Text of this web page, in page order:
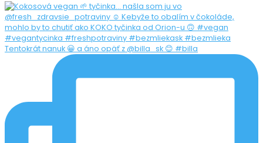
Tentokrát nanuk 😀 a áno opäť z @billa_sk 😊 #billa